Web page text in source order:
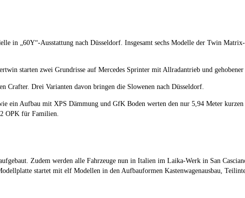
in „60Y“-Ausstattung nach Düsseldorf. Insgesamt sechs Modelle der Twin
starten zwei Grundrisse auf Mercedes Sprinter mit Allradantrieb und gehobener
Crafter. Drei Varianten davon bringen die Slowenen nach Düsseldorf.
ein Aufbau mit XPS Dämmung und GfK Boden werten den nur 5,94 Meter
OPK für Familien.
Zudem werden alle Fahrzeuge nun in Italien im Laika-Werk in San
startet mit elf Modellen in den Aufbauformen Kastenwagenausbau,